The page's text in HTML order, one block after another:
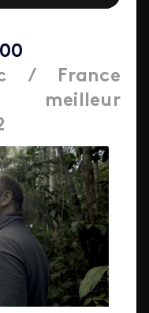
/ France
meilleur